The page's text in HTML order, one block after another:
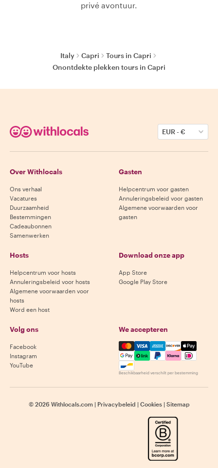
privé avontuur.
Italy Capri
Tours in Capri
Onontdekte plekken tours in Capri
EUR-€
Over Withlocals
Ons verhaal
Vacatures
Duurzaamheid
Bestemmingen
Cadeaubonnen
Samenwerken
Gasten
Helpcentrum voor gasten
Annuleringsbeleid voor gasten
Algemene voorwaarden voor
gasten
Hosts
Helpcentrum voor hosts
Annuleringsbeleid voor hosts
Algemene voorwaarden voor
hosts
Word een host
Download onze app
App Store
Google Play Store
Volg ons
Facebook
Instagram
YouTube
We accepteren
Mastercard, Visa, Amex,
Beschikbaarheid verschilt per bestemming
© 2026 Withlocals.com | Privacybeleid | Cookies | Sitemap